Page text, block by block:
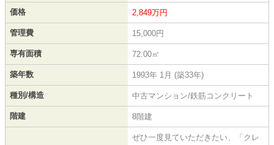
価格 2,849万円
管理費 15,000円
専有面積 72.00㎡
築年数 1993年 1月 (築33年)
種別/構造 中古マンション/鉄筋コンクリート
階建 8階建
ぜひ一度見ていただきたい、「クレ